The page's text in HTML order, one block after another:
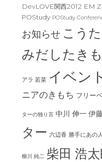
DevLOVE関西2012 EM
POStudy POStudy
お知らせ こう
みだしたき
アラ 若菜 イベン
ニアのきもち フリー
ターの独り言 中川 伸一 伊
ター 六辺香 勝手にあの
柳川 純二 柴田 浩